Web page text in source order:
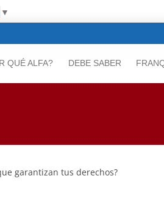
▼
QUÉ ALFA? DEBE SABER
garantizan tus derechos?